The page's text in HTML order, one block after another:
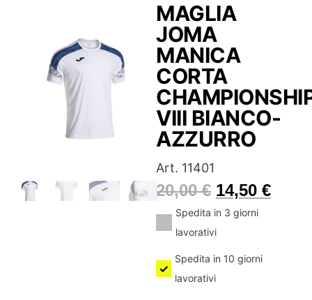
MAGLIA
JOMA
MANICA
CORTA
VIII BIANCO-
AZZURRO
Art. 11401
20,00€ 14,50 €
Spedita in 3 giorni
lavorativi
Spedita in 10 giorni
lavorativi